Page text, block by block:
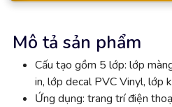
Mô tả sản phẩm
Cấu tạo gồm 5 lớp: lớp
in, lớp decal PVC Vinyl, lớp
Ứng dụng: trang trí điện